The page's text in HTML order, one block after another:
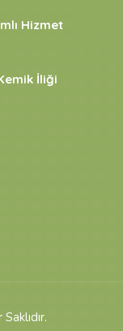
Hizmet
İliği